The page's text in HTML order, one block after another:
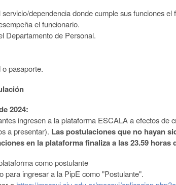
dependencia donde cumple sus funciones el
el funcionario.
Departamento de Personal.
pasaporte.
2024:
ingresen a la plataforma ESCALA a efectos de
a presentar). Las postulaciones que no hayan
en la plataformafinaliza a las 23.59 horas
como postulante
para ingresar a la PipE como "Postulante".